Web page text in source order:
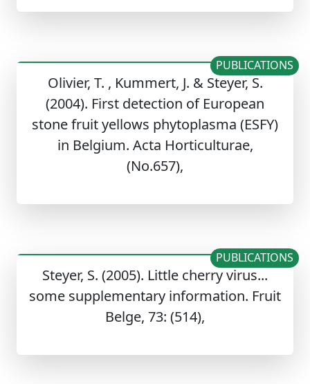
Olivier, T. , Kummert, J. & Steyer, S.
(2004). First detection of European
stone fruit yellows phytoplasma (ESFY)
in Belgium. Acta Horticulturae,
(No.657),
PUBLICATIONS
Steyer, S. (2005). Little cherry virus...
some supplementary information. Fruit
Belge, 73: (514),
PUBLICATIONS